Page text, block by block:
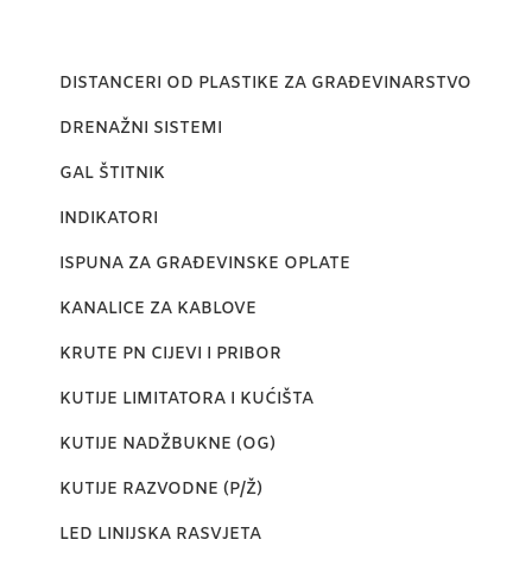
DISTANCERI OD PLASTIKE ZA GRAĐEVINARSTVO
DRENAŽNI SISTEMI
GAL ŠTITNIK
INDIKATORI
ISPUNA ZA GRAĐEVINSKE OPLATE
KANALICE ZA KABLOVE
KRUTE PN CIJEVI I PRIBOR
KUTIJE LIMITATORA I KUĆIŠTA
KUTIJE NADŽBUKNE (OG)
KUTIJE RAZVODNE (P/Ž)
LED LINIJSKA RASVJETA